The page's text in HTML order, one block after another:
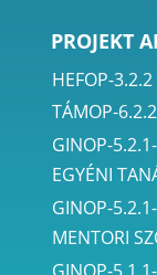
PROJEKT
HEFOP-3.2.2
TÁMOP-
GINOP-
EGYÉNI
GINOP-
MENTORI